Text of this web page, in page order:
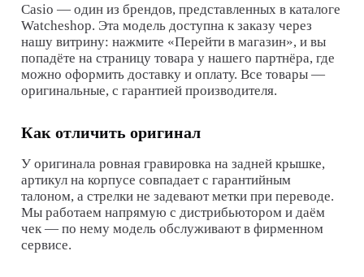
Casio — один из брендов, представленных в каталоге
Watcheshop. Эта модель доступна к заказу через
нашу витрину: нажмите «Перейти в магазин», и вы
попадёте на страницу товара у нашего партнёра, где
можно оформить доставку и оплату. Все товары —
оригинальные, с гарантией производителя.
Как отличить оригинал
У оригинала ровная гравировка на задней крышке,
артикул на корпусе совпадает с гарантийным
талоном, а стрелки не задевают метки при переводе.
Мы работаем напрямую с дистрибьютором и даём
чек — по нему модель обслуживают в фирменном
сервисе.